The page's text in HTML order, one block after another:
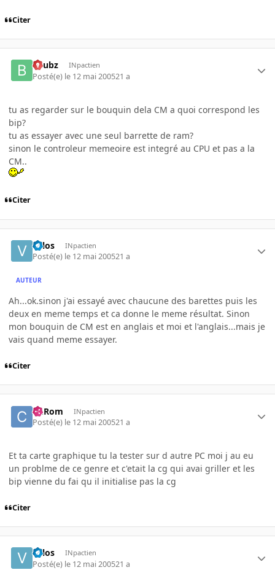
Citer
beubz INpactien
Posté(e) le 12 mai 200521 a
tu as regarder sur le bouquin dela CM a quoi correspond les
bip?
tu as essayer avec une seul barrette de ram?
sinon le controleur memeoire est integré au CPU et pas a la
CM..
Citer
valos INpactien
Posté(e) le 12 mai 200521 a
AUTEUR
Ah...ok.sinon j'ai essayé avec chaucune des barettes puis les
deux en meme temps et ca donne le meme résultat. Sinon
mon bouquin de CM est en anglais et moi et l'anglais...mais je
vais quand meme essayer.
Citer
ChRom INpactien
Posté(e) le 12 mai 200521 a
Et ta carte graphique tu la tester sur d autre PC moi j au eu
un problme de ce genre et c'etait la cg qui avai griller et les
bip vienne du fai qu il initialise pas la cg
Citer
valos INpactien
Posté(e) le 12 mai 200521 a